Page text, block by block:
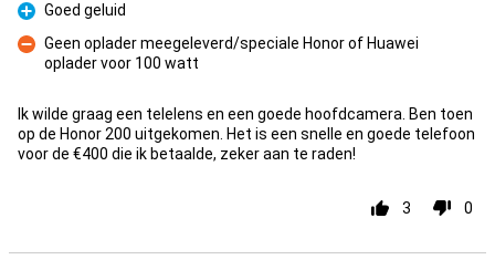
Pro
Goed geluid
Con
Geen oplader meegeleverd/speciale Honor of Huawei
oplader voor 100 watt
Ik wilde graag een telelens en een goede hoofdcamera. Ben toen
op de Honor 200 uitgekomen. Het is een snelle en goede telefoon
voor de €400 die ik betaalde, zeker aan te raden!
3 0